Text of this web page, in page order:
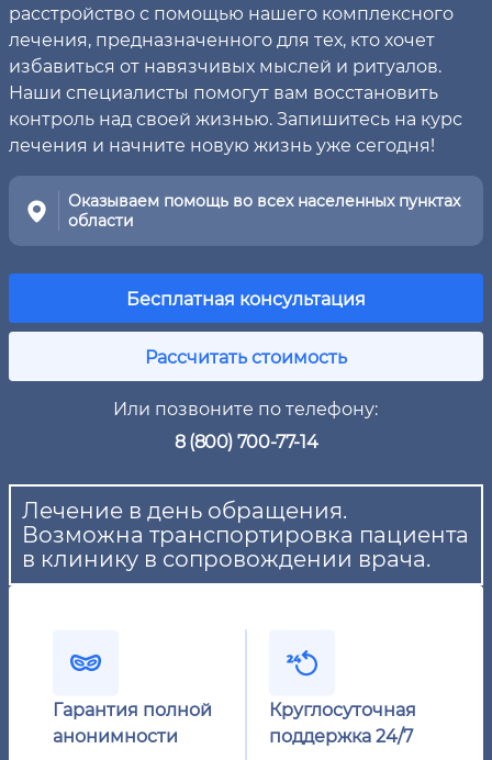
расстройство с помощью нашего комплексного
лечения, предназначенного для тех, кто хочет
избавиться от навязчивых мыслей и ритуалов.
Наши специалисты помогут вам восстановить
контроль над своей жизнью. Запишитесь на курс
лечения и начните новую жизнь уже сегодня!
Оказываем помощь во всех населенных пунктах
области
Бесплатная консультация
Рассчитать стоимость
Или позвоните по телефону:
8 (800) 700-77-14
Лечение в день обращения.
Возможна транспортировка пациента
в клинику в сопровождении врача.
Гарантия полной
анонимности
Круглосуточная
поддержка 24/7